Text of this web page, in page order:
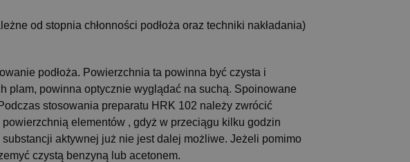
od stopnia chłonności podłoża oraz techniki nakładania)
podłoża. Powierzchnia ta powinna być czysta i
plam, powinna optycznie wyglądać na suchą. Spoinowane
stosowania preparatu HRK 102 należy zwrócić
elementów , gdyż w przeciągu kilku godzin
aktywnej już nie jest dalej możliwe. Jeżeli pomimo
czystą benzyną lub acetonem.